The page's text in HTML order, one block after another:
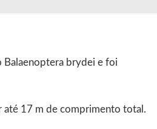
brydei e foi
até 17 m de comprimento total.